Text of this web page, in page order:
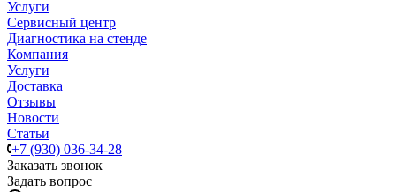
Услуги
Сервисный центр
Диагностика на стенде
Компания
Услуги
Доставка
Отзывы
Новости
Статьи
+7 (930) 036-34-28
Заказать звонок
Задать вопрос